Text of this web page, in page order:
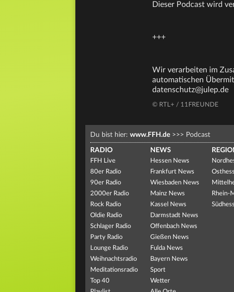
Dieser Podcast wird
+++
Wir verarbeiten im
automatischen
datenschutz@julep.de
© RTL+ / 11FREUNDE
Du bist hier: www.FFH.de >>> Podcast
RADIO
FFH Live
80er Radio
90er Radio
2000er Radio
Rock Radio
Oldie Radio
Schlager Radio
Party Radio
Lounge Radio
Weihnachtsradio
Meditationsradio
Top 40
NEWS
Hessen News
Frankfurt News
Wiesbaden News
Mainz News
Kassel News
Darmstadt News
Offenbach News
Gießen News
Fulda News
Bayern News
Sport
Wetter
Rhein-